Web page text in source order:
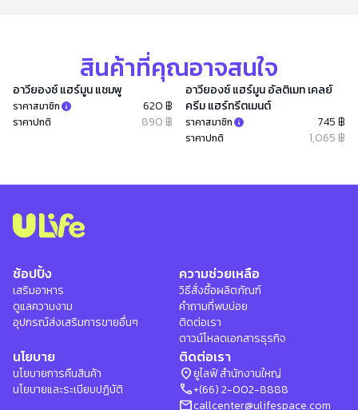
สินค้าที่คุณอาจสนใจ
อาวียองซ์ แฮร์มูน แชมพู
ราคาสมาชิก 620 ฿
ราคาปกติ 890 ฿
อาวียองซ์ แฮร์มูน อัลติเมท เคลย์
ครีม แฮร์ทรีตเมนต์
ราคาสมาชิก 745 ฿
ราคาปกติ 1,065 ฿
ช้อปปิ้ง
เสริมอาหาร
ดูแลความงาม
อุปกรณ์ส่งเสริมการขายอื่นๆ
ความช่วยเหลือ
วิธีสั่งซื้อผลิตภัณฑ์
คำถามที่พบบ่อย
ติดต่อเรา
ดาวน์โหลดเอกสารธุรกิจ
นโยบาย
นโยบายการคืนสินค้า
นโยบายและระเบียบปฏิบัติ
ติดต่อเรา
location_onยูไลฟ์ สำนักงานใหญ่
phone+(66) 2-002-8888
mailcallcenter@ulifespace.com